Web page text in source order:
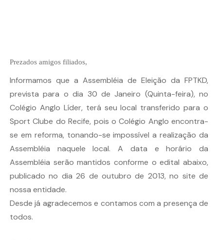
Prezados amigos filiados,
Informamos que a Assembléia de Eleição da FPTKD,
prevista para o dia 30 de Janeiro (Quinta-feira), no
Colégio Anglo Líder, terá seu local transferido para o
Sport Clube do Recife, pois o Colégio Anglo encontra-
se em reforma, tonando-se impossível a realização da
Assembléia naquele local. A data e horário da
Assembléia serão mantidos conforme o edital abaixo,
publicado no dia 26 de outubro de 2013, no site de
nossa entidade.
Desde já agradecemos e contamos com a presença de
todos.